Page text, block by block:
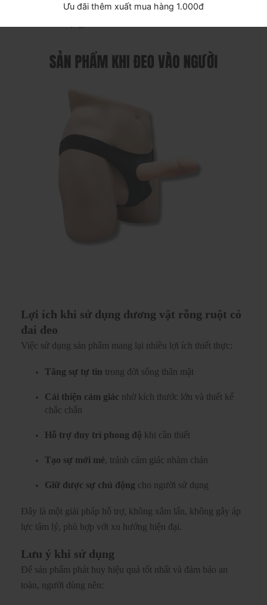
Thiết kế linh hoạt giúp sản phẩm dễ thích nghi với nhiều
Lợi ích khi sử dụng dương vật rỗng ruột có
đai đeo
Việc sử dụng sản phẩm mang lại nhiều lợi ích thiết thực:
Tăng sự tự tin trong đời sống thân mật
Cải thiện cảm giác nhờ kích thước lớn và thiết kế
chắc chắn
Hỗ trợ duy trì phong độ khi cần thiết
Tạo sự mới mẻ, tránh cảm giác nhàm chán
Giữ được sự chủ động cho người sử dụng
Đây là một giải pháp hỗ trợ, không xâm lấn, không gây áp
lực tâm lý, phù hợp với xu hướng hiện đại.
Lưu ý khi sử dụng
Để sản phẩm phát huy hiệu quả tốt nhất và đảm bảo an
toàn, người dùng nên:
Ưu đãi thêm xuất mua hàng 1.000đ